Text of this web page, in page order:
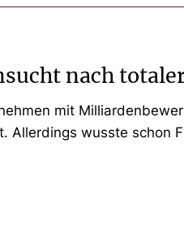
nach
mit
wusste schon